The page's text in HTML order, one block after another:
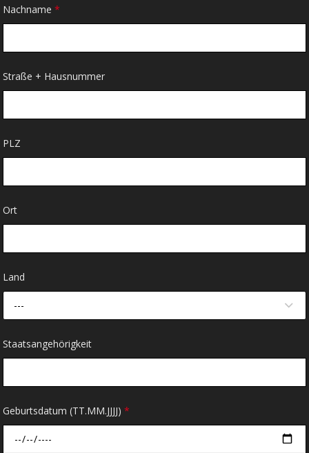
Nachname*
Straße + Hausnummer
PLZ
Ort
Land
---
Staatsangehörigkeit
Geburtsdatum (TT.MM.JJJJ)*